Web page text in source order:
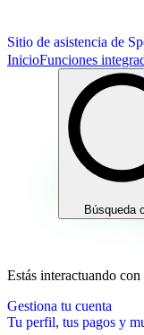
Sitio de asistencia de
InicioFunciones
Búsqueda
Estás interactuando
Gestiona tu cuenta
Tu perfil, tus pagos y